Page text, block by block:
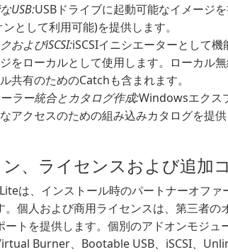
USB:USBドライブに起動可能なイメージ
として利用可能)を提供します。
およびiSCSI:iSCSIイニシエーターとして
をローカルとして使用します。ローカル
共有のためのCatchも含まれます。
ラー統合とカタログ作成:Windowsエクス
アクセスのための組み込みカタログを提
、ライセンスおよび追加
は、インストール時のパートナーオフ
。個人および商用ライセンスは、第三者
ートを提供します。個別のアドオンモジ
Burner、Bootable USB、iSCSI、